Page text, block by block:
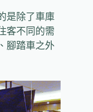
是除了車庫
客不同的需
腳踏車之外